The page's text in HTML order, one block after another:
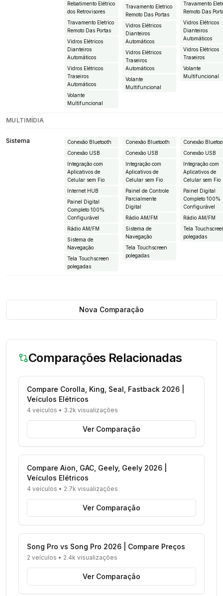
Rebatimento Elétrico
dos Retrovisores
Travamento Eletrico
Remoto Das Portas
Vidros Elétricos
Dianteiros
Automáticos
Vidros Elétricos
Traseiros
Automáticos
Volante
Multifuncional
Travamento Eletrico
Remoto Das Portas
Vidros Elétricos
Dianteiros
Automáticos
Vidros Elétricos
Traseiros
Automáticos
Volante
Multifuncional
Travamento
Remoto Das
Vidros Elétricos
Dianteiros
Automáticos
Vidros Elétricos
Traseiros
Volante
Multifuncional
MULTIMÍDIA
Sistema
Conexão Bluetooth
Conexão USB
Integração com
Aplicativos de
Celular sem Fio
Internet HUB
Painel Digital
Completo 100%
Configurável
Rádio AM/FM
Sistema de
Navegação
Tela Touchscreen
polegadas
Conexão Bluetooth
Conexão USB
Integração com
Aplicativos de
Celular sem Fio
Painel de Controle
Parcialmente
Digital
Rádio AM/FM
Sistema de
Navegação
Tela Touchscreen
polegadas
Conexão
Conexão USB
Integração com
Aplicativos de
Celular sem Fio
Painel Digital
Completo 100%
Configurável
Rádio AM/FM
Tela
polegadas
Nova Comparação
Comparações Relacionadas
Compare Corolla, King, Seal, Fastback 2026 |
Veículos Elétricos
4 veículos • 3.2k visualizações
Ver Comparação
Compare Aion, GAC, Geely, Geely 2026 |
Veículos Elétricos
4 veículos • 2.7k visualizações
Ver Comparação
Song Pro vs Song Pro 2026 | Compare Preços
2 veículos • 2.4k visualizações
Ver Comparação